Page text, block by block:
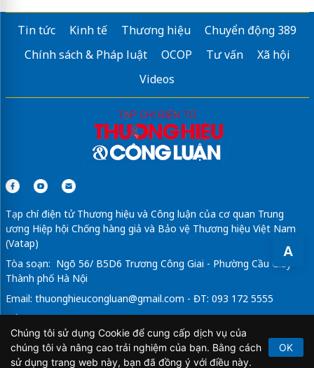
A
Tin tức Kinh tế Thương hiệu
Chuyển động 389
Chính sách & Pháp luật
OCOP Tư vấn
Xã hội
Videos
Tạp chí điện tử Thương hiệu và Công luận của cơ quan Trung
ương Hiệp hội Chống hàng giả và Bảo vệ Thương hiệu Việt Nam
(Vatap)
Tòa soạn: Ngõ 56/ B5D6 Trương Công Giai - Phường Cầu Giấy -
Thành phố Hà Nội
Email: thuonghieucongluan@gmail.com - ĐT: 093 172 5555
Tổng Biên Tập: Vũ Đức Thuận
Giấy phép hoạt động báo chí điện tử số 64/GP-BTTTT do Bộ
Thông tin và Truyền thông cấp ngày 21/2/2020.
Chúng tôi sử dụng Cookie để cung cấp dịch vụ của
chúng tôi và nâng cao trải nghiệm của bạn. Bằng cách
sử dụng trang web này, bạn đã đồng ý với điều này.
OK